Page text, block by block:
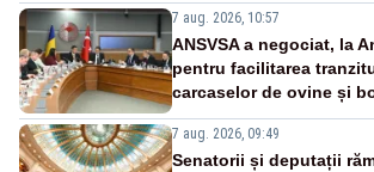
7 aug. 2026, 10:57
ANSVSA a negociat, la
pentru facilitarea
carcaselor de ovine și
7 aug. 2026, 09:49
Senatorii și deputații